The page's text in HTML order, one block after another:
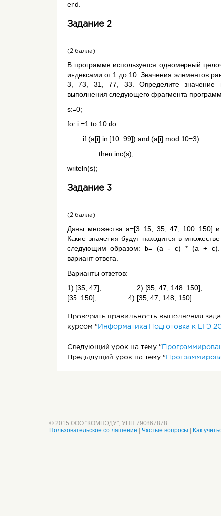
end.
Задание 2
(2 балла)
В программе используется одномерный
индексами от 1 до 10. Значения элементов
3, 73, 31, 77, 33. Определите значение
выполнения следующего фрагмента
s:=0;
for i:=1 to 10 do
if (a[i] in [10..99]) and (a[i] mod 10=3)
then inc(s);
writeln(s);
Задание 3
(2 балла)
Даны множества a=[3..15, 35, 47, 100..150]
Какие значения будут находится в
следующим образом: b= (a - c) * (a + c).
вариант ответа.
Варианты ответов:
1) [35, 47]; 2) [35, 47,
[35..150]; 4) [35, 47, 148, 150].
Проверить правильность выполнения
курсом " Информатика Подготовка к ЕГЭ
Следующий урок на тему "
Предыдущий урок на тему "
© 2015 ООО "КОМПЭДУ", УНН 790867878.
Пользовательское соглашение
Частые вопросы Как